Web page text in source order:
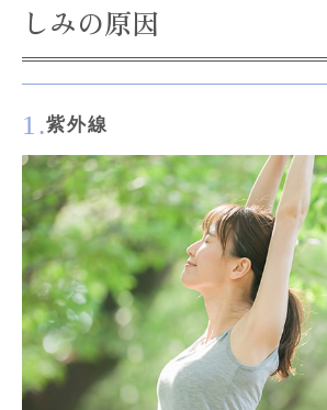
しみの原因
1.紫外線